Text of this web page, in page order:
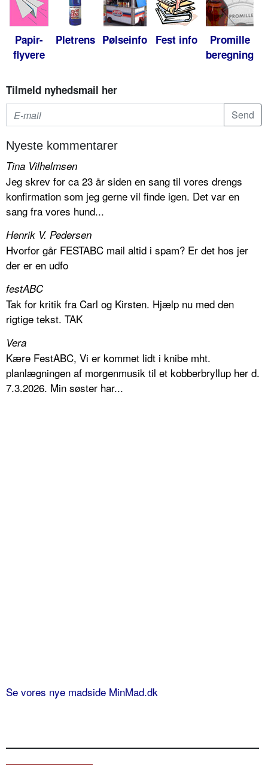
Papir-
flyvere
Pletrens Pølseinfo Fest info
Promille
beregning
Tilmeld nyhedsmail her
Nyeste kommentarer
Tina Vilhelmsen
Jeg skrev for ca 23 år siden en sang til vores drengs
konfirmation som jeg gerne vil finde igen. Det var en
sang fra vores hund...
Henrik V. Pedersen
Hvorfor går FESTABC mail altid i spam? Er det hos jer
der er en udfo
festABC
Tak for kritik fra Carl og Kirsten. Hjælp nu med den
rigtige tekst. TAK
Vera
Kære FestABC, Vi er kommet lidt i knibe mht.
planlægningen af morgenmusik til et kobberbryllup her d.
7.3.2026. Min søster har...
Se vores nye madside MinMad.dk